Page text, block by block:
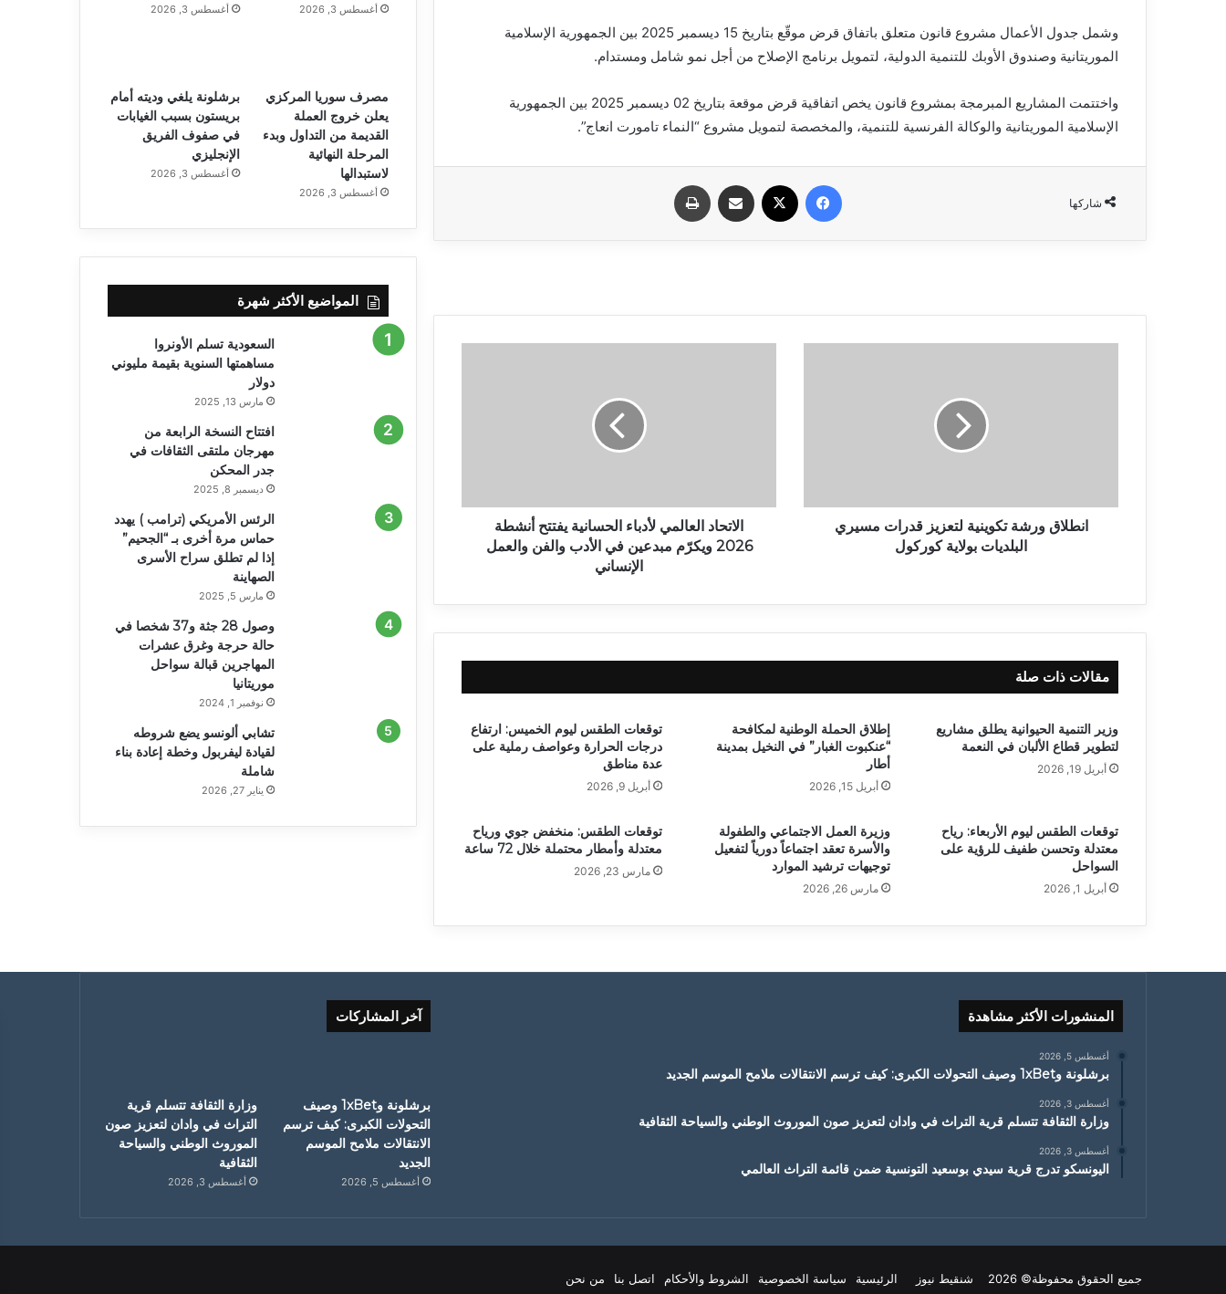
وشمل جدول الأعمال مشروع قانون متعلق باتفاق قرض موقّع بتاريخ 15 ديسمبر 2025 بين الجمهورية الإسلامية
الموريتانية وصندوق الأوبك للتنمية الدولية، لتمويل برنامج الإصلاح من أجل نمو شامل ومستدام.
واختتمت المشاريع المبرمجة بمشروع قانون يخص اتفاقية قرض موقعة بتاريخ 02 ديسمبر 2025 بين الجمهورية
الإسلامية الموريتانية والوكالة الفرنسية للتنمية، والمخصصة لتمويل مشروع “النماء تامورت انعاج”.
شاركها
فيسبوك مشاركة عبر البريد
انطلاق ورشة تكوينية لتعزيز قدرات مسيري
البلديات بولاية كوركول
الاتحاد العالمي لأدباء الحسانية يفتتح أنشطة
2026 ويكرّم مبدعين في الأدب والفن والعمل
الإنساني
مقالات ذات صلة
وزير التنمية الحيوانية يطلق مشاريع
لتطوير قطاع الألبان في النعمة
أبريل 19, 2026
إطلاق الحملة الوطنية لمكافحة
“عنكبوت الغبار” في النخيل بمدينة
أطار
أبريل 15, 2026
توقعات الطقس ليوم الخميس: ارتفاع
درجات الحرارة وعواصف رملية على
عدة مناطق
أبريل 9, 2026
توقعات الطقس ليوم الأربعاء: رياح
معتدلة وتحسن طفيف للرؤية على
السواحل
أبريل 1, 2026
وزيرة العمل الاجتماعي والطفولة
والأسرة تعقد اجتماعاً دورياً لتفعيل
توجيهات ترشيد الموارد
مارس 26, 2026
توقعات الطقس: منخفض جوي ورياح
معتدلة وأمطار محتملة خلال 72 ساعة
مارس 23, 2026
أغسطس 3, 2026 أغسطس 3, 2026
مصرف سوريا المركزي
يعلن خروج العملة
القديمة من التداول وبدء
المرحلة النهائية
لاستبدالها
أغسطس 3, 2026
برشلونة يلغي وديته أمام
بريستون بسبب الغيابات
في صفوف الفريق
الإنجليزي
أغسطس 3, 2026
المواضيع الأكثر شهرة
السعودية تسلم الأونروا
مساهمتها السنوية بقيمة مليوني
دولار
مارس 13, 2025
افتتاح النسخة الرابعة من
مهرجان ملتقى الثقافات في
جدر المحكن
ديسمبر 8, 2025
الرئس الأمريكي (ترامب ) يهدد
حماس مرة أخرى بـ “الجحيم”
إذا لم تطلق سراح الأسرى
الصهاينة
مارس 5, 2025
وصول 28 جثة و37 شخصا في
حالة حرجة وغرق عشرات
المهاجرين قبالة سواحل
موريتانيا
نوفمبر 1, 2024
تشابي ألونسو يضع شروطه
لقيادة ليفربول وخطة إعادة بناء
شاملة
يناير 27, 2026
المنشورات الأكثر مشاهدة
أغسطس 5, 2026
برشلونة و1xBet وصيف التحولات الكبرى: كيف ترسم الانتقالات ملامح الموسم الجديد
أغسطس 3, 2026
وزارة الثقافة تتسلم قرية التراث في وادان لتعزيز صون الموروث الوطني والسياحة الثقافية
أغسطس 3, 2026
اليونسكو تدرج قرية سيدي بوسعيد التونسية ضمن قائمة التراث العالمي
آخر المشاركات
برشلونة و1xBet وصيف
التحولات الكبرى: كيف ترسم
الانتقالات ملامح الموسم
الجديد
أغسطس 5, 2026
وزارة الثقافة تتسلم قرية
التراث في وادان لتعزيز صون
الموروث الوطني والسياحة
الثقافية
أغسطس 3, 2026
جميع الحقوق محفوظة© 2026 شنقيط نيوز الرئيسية سياسة الخصوصية الشروط والأحكام اتصل بنا من نحن